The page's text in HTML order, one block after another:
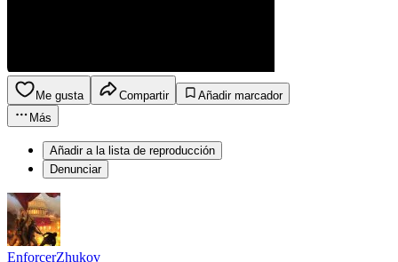
Me gusta Compartir
Añadir marcador
Más
Añadir a la lista de reproducción
Denunciar
EnforcerZhukov